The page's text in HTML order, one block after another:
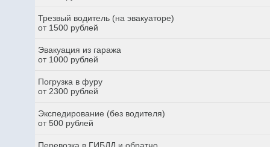
Трезвый водитель (на эвакуаторе)
от 1500 рублей
Эвакуация из гаража
от 1000 рублей
Погрузка в фуру
от 2300 рублей
Экспедирование (без водителя)
от 500 рублей
Перевозка в ГИБДД и обратно